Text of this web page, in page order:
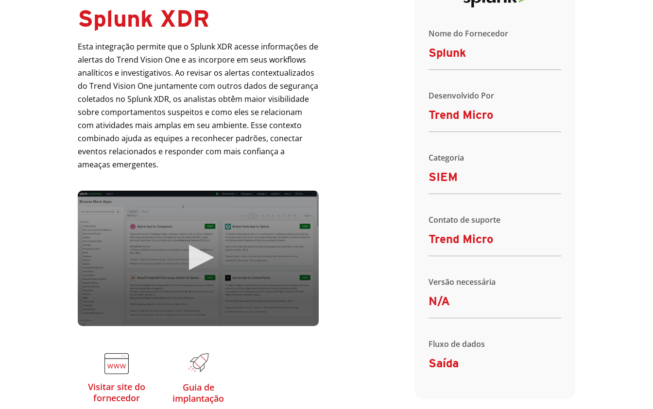
Splunk XDR
Esta integração permite que o Splunk XDR acesse informações de
alertas do Trend Vision One e as incorpore em seus workflows
analíticos e investigativos. Ao revisar os alertas contextualizados
do Trend Vision One juntamente com outros dados de segurança
coletados no Splunk XDR, os analistas obtêm maior visibilidade
sobre comportamentos suspeitos e como eles se relacionam
com atividades mais amplas em seu ambiente. Esse contexto
combinado ajuda as equipes a reconhecer padrões, conectar
eventos relacionados e responder com mais confiança a
ameaças emergentes.
Visitar site do
fornecedor
Guia de
implantação
Nome do Fornecedor
Splunk
Desenvolvido Por
Trend Micro
Categoria
SIEM
Contato de suporte
Trend Micro
Versão necessária
N/A
Fluxo de dados
Saída